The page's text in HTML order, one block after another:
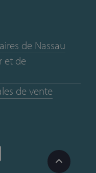
de Nassau
et de
de vente